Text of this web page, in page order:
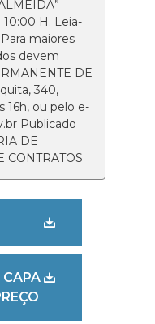
10:00 H. Leia-
maiores
devem
DE
340,
16h, ou pelo e-
Publicado
DE
CONTRATOS